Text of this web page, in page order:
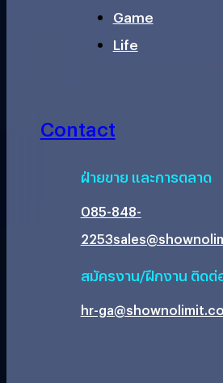
Game
Life
Contact
ฝ่ายขาย และการตลาด
085-848-
2253
สมัครงาน/ฝึกงาน ติดต่
hr-